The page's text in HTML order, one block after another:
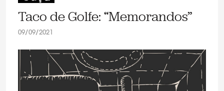
Taco de Golfe: “Memorandos”
09/09/2021